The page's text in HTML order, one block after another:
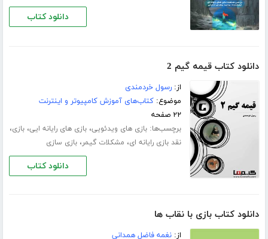
دانلود کتاب
دانلود کتاب قیمه گیم 2
از:رسول خردمندی
موضوع:کتاب‌های آموزش کامپیوتر و اینترنت
۲۲ صفحه
برچسب‌ها:بازی های ویدئویی،بازی های رایانه ایی،بازی،
نقد بازی رایانه ای، مشکلات گیمر،بازی سازی
دانلود کتاب
دانلود کتاب بازی با نقاب ها
از:نغمه فاضل همدانی